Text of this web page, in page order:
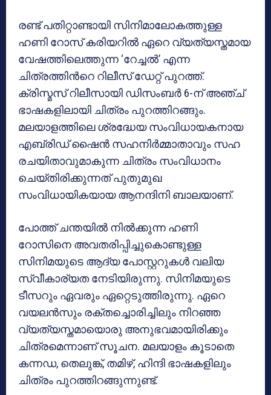
രണ്ട് പതിറ്റാണ്ടായി സിനിമാലോകത്തുള്ള
ഹണി റോസ് കരിയറിൽ ഏറെ വ്യത്യസ്തമായ
വേഷത്തിലെത്തുന്ന ‘റേച്ചല്‍’ എന്ന
ചിത്രത്തിന്‍റെ റിലീസ് ഡേറ്റ് പുറത്ത്.
ക്രിസ്മസ് റിലീസായി ഡിസംബർ 6-ന് അഞ്ച്
ഭാഷകളിലായി ചിത്രം പുറത്തിറങ്ങും.
മലയാളത്തിലെ ശ്രദ്ധേയ സംവിധായകനായ
എബ്രിഡ് ഷൈന്‍ സഹനിര്‍മ്മാതാവും സഹ
രചയിതാവുമാകുന്ന ചിത്രം സംവിധാനം
ചെയ്തിരിക്കുന്നത് പുതുമുഖ
സംവിധായികയായ ആനന്ദിനി ബാലയാണ്.
പോത്ത് ചന്തയിൽ നിൽക്കുന്ന ഹണി
റോസിനെ അവതരിപ്പിച്ചുകൊണ്ടുള്ള
സിനിമയുടെ ആദ്യ പോസ്റ്ററുകൾ വലിയ
സ്വീകാര്യത നേടിയിരുന്നു. സിനിമയുടെ
ടീസറും ഏവരും ഏറ്റെടുത്തിരുന്നു. ഏറെ
വയലന്‍സും രക്തച്ചൊരിച്ചിലും നിറഞ്ഞ
വ്യത്യസ്തമായൊരു അനുഭവമായിരിക്കും
ചിത്രമെന്നാണ് സൂചന. മലയാളം കൂടാതെ
കന്നഡ, തെലുങ്ക്, തമിഴ്, ഹിന്ദി ഭാഷകളിലും
ചിത്രം പുറത്തിറങ്ങുന്നുണ്ട്.